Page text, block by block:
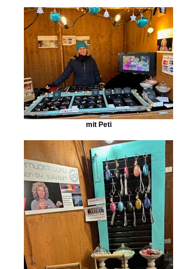
mit Peti